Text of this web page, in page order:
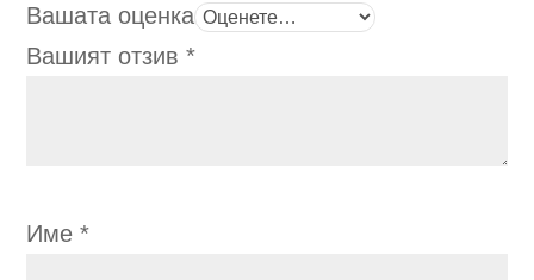
Вашата оценка
Вашият отзив*
Име*